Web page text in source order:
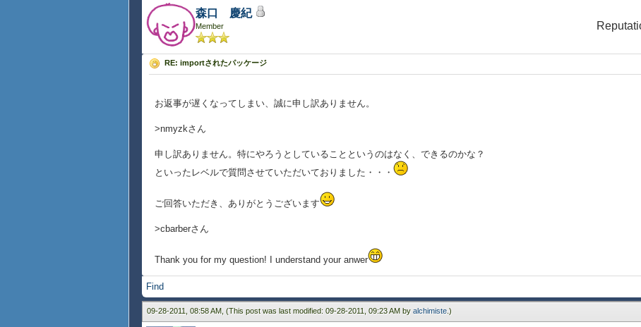
森口 慶紀
Member
RE: importされたパッケージ
お返事が遅くなってしまい、誠に申し訳ありません。
>nmyzkさん
申し訳ありません。特にやろうとしていることというのはなく、できるのかな？
といったレベルで質問させていただいておりました・・・
ご回答いただき、ありがとうございます
>cbarberさん
Thank you for my question! I understand your anwer
Find
09-28-2011, 08:58 AM, (This post was last modified: 09-28-2011, 09:23 AM by alchimiste .)